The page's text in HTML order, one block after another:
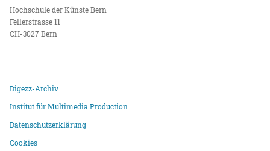
Hochschule der Künste Bern
Fellerstrasse 11
CH-3027 Bern
Digezz-Archiv
Institut für Multimedia Production
Datenschutzerklärung
Cookies